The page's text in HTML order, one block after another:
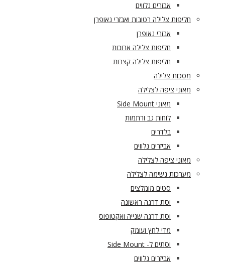
אבזרים נלווים
חליפות צלילה רטובות ואבזרי נאופרן
אבזרי נאופרן
חליפות צלילה ארוכות
חליפות צלילה קצרות
מסכות צלילה
מאזני ציפה לצלילה
מאזני Side Mount
לוחות גב ורתמות
בלדרים
אביזרים נלווים
מאזני ציפה לצלילה
מערכות נשימה לצלילה
סטים מומלצים
וסת דרגה ראשונה
וסת דרגה שנייה ואקטופוס
מדי לחץ ועומק
וסתים ל- Side Mount
אביזרים נלווים